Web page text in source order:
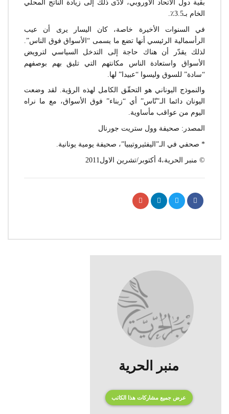
بقية دول الاتحاد الأوروبي، لأدّى ذلك إلى زيادة الناتج المحلي
الخام بـ3.5٪.
في السنوات الأخيرة خاصة، كان اليسار يرى أن عيب
الرأسمالية الرئيسي أنها تضع ما يسمى “الأسواق فوق الناس”.
لذلك يقدّر أن هناك حاجة إلى التدخل السياسي لترويض
الأسواق واستعادة الناس مكانتهم التي تليق بهم بوصفهم
“سادة” للسوق وليسوا “عبيدا” لها.
والنموذج اليوناني هو التحقّق الكامل لهذه الرؤية. لقد وضعت
اليونان دائما الـ”نّاس” أي “زبناء” فوق الأسواق، مع ما نراه
اليوم من عواقب مأساوية.
المصدر: صحيفة وول ستريت جورنال
* صحفي في الـ”اليفثيروتيبيا”، صحيفة يومية يونانية.
© منبر الحرية،4 أكتوبر/تشرين الاول2011
منبر الحرية
عرض جميع مشاركات هذا الكاتب